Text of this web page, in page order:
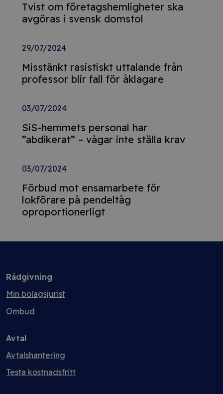
Tvist om företagshemligheter ska
avgöras i svensk domstol
29/07/2024
Misstänkt rasistiskt uttalande från
professor blir fall för åklagare
03/07/2024
SiS-hemmets personal har
”abdikerat” – vågar inte ställa krav
03/07/2024
Förbud mot ensamarbete för
lokförare på pendeltåg
oproportionerligt
Rådgivning
Min bolagsjurist
Ombud
Avtal
Avtalshantering
Testa kostnadsfritt